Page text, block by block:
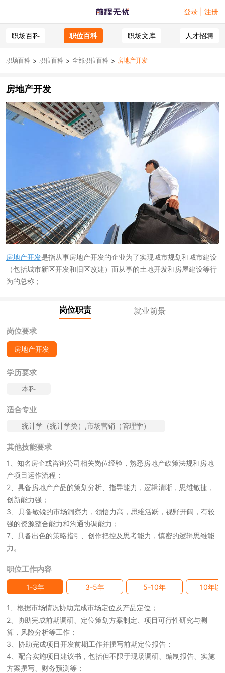
登录 | 注册
职场百科 职位百科 职场文库 人才招聘
职场百科 > 职位百科 > 全部职位百科 > 房地产开发
房地产开发
房地产开发是指从事房地产开发的企业为了实现城市规划和城市建设
（包括城市新区开发和旧区改建）而从事的土地开发和房屋建设等行
为的总称；
岗位职责 就业前景
岗位要求
房地产开发
学历要求
本科
适合专业
统计学（统计学类）,市场营销（管理学）
其他技能要求
1、知名房企或咨询公司相关岗位经验，熟悉房地产政策法规和房地
产项目运作流程；
2、具备房地产产品的策划分析、指导能力，逻辑清晰，思维敏捷，
创新能力强；
3、具备敏锐的市场洞察力，领悟力高，思维活跃，视野开阔，有较
强的资源整合能力和沟通协调能力；
7、具备出色的策略指引、创作把控及思考能力，慎密的逻辑思维能
力。
职位工作内容
1-3年 3-5年 5-10年 10年以
1、根据市场情况协助完成市场定位及产品定位；
2、协助完成前期调研、定位策划方案制定、项目可行性研究与测
算，风险分析等工作；
3、协助完成项目开发前期工作并撰写前期定位报告；
4、配合实施项目建议书，包括但不限于现场调研、编制报告、实施
方案撰写、财务预测等；